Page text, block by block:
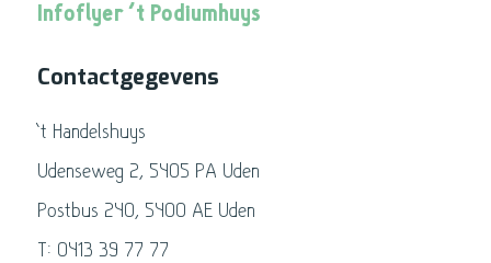
Infoflyer ’t Podiumhuys
Contactgegevens
’t Handelshuys
Udenseweg 2, 5405 PA Uden
Postbus 240, 5400 AE Uden
T: 0413 39 77 77